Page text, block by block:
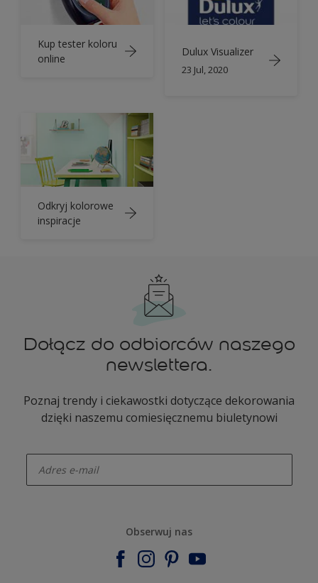
Kup tester koloru
online
Dulux Visualizer
23 Jul, 2020
Odkryj kolorowe
inspiracje
Dołącz do odbiorców naszego
newslettera.
Poznaj trendy i ciekawostki dotyczące dekorowania
dzięki naszemu comiesięcznemu biuletynowi
Obserwuj nas